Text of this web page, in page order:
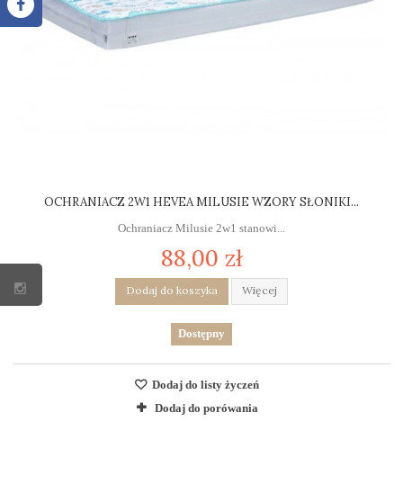
OCHRANIACZ 2W1 HEVEA MILUSIE WZORY SŁONIKI...
Ochraniacz Milusie 2w1 stanowi...
88,00 zł
Dodaj do koszyka Więcej
Dostępny
Dodaj do listy życzeń
Dodaj do porówania